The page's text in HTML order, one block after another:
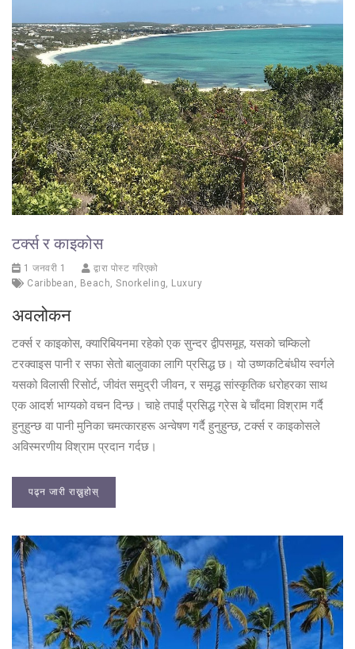
टर्क्स र काइकोस
1 जनवरी 1
द्वारा पोस्ट गरिएको
Caribbean , Beach, Snorkeling, Luxury
अवलोकन
टर्क्स र काइकोस, क्यारिबियनमा रहेको एक सुन्दर द्वीपसमूह, यसको चम्किलो
टरक्वाइस पानी र सफा सेतो बालुवाका लागि प्रसिद्ध छ। यो उष्णकटिबंधीय स्वर्गले
यसको विलासी रिसोर्ट, जीवंत समुद्री जीवन, र समृद्ध सांस्कृतिक धरोहरका साथ
एक आदर्श भाग्यको वचन दिन्छ। चाहे तपाईं प्रसिद्ध ग्रेस बे चाँदमा विश्राम गर्दै
हुनुहुन्छ वा पानी मुनिका चमत्कारहरू अन्वेषण गर्दै हुनुहुन्छ, टर्क्स र काइकोसले
अविस्मरणीय विश्राम प्रदान गर्दछ।
पढ्न जारी राख्नुहोस्